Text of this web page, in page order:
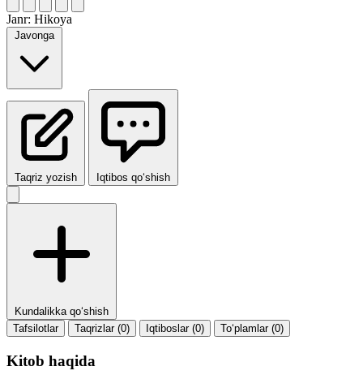
Janr: Hikoya
Javonga
Taqriz yozish Iqtibos qo‘shish
Kundalikka qo‘shish
Tafsilotlar
Taqrizlar (0) Iqtiboslar (0) To‘plamlar (0)
Kitob haqida